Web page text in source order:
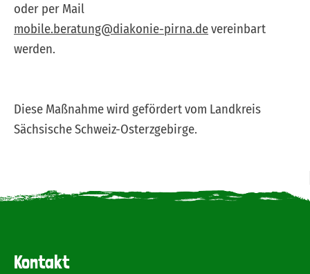
oder per Mail
mobile.beratung@diakonie-pirna.devereinbart
werden.
Diese Maßnahme wird gefördert vom Landkreis
Sächsische Schweiz-Osterzgebirge.
Kontakt